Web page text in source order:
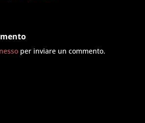
per inviare un commento.